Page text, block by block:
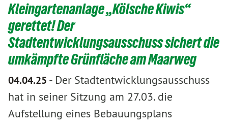
Kleingartenanlage „Kölsche Kiwis“
gerettet! Der
Stadtentwicklungsausschuss sichert die
umkämpfte Grünfläche am Maarweg
04.04.25 - Der Stadtentwicklungsausschuss
hat in seiner Sitzung am 27.03. die
Aufstellung eines Bebauungsplans